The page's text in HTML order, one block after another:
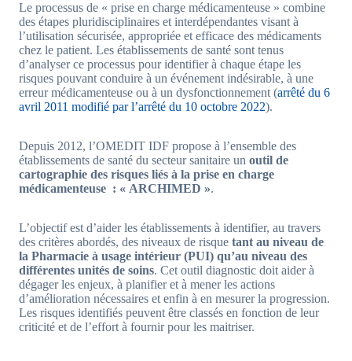
Le processus de « prise en charge médicamenteuse » combine
des étapes pluridisciplinaires et interdépendantes visant à
l’utilisation sécurisée, appropriée et efficace des médicaments
chez le patient. Les établissements de santé sont tenus
d’analyser ce processus pour identifier à chaque étape les
risques pouvant conduire à un événement indésirable, à une
erreur médicamenteuse ou à un dysfonctionnement (arrêté du 6
avril 2011 modifié par l’arrêté du 10 octobre 2022).
Depuis 2012, l’OMEDIT IDF propose à l’ensemble des
établissements de santé du secteur sanitaire un outil de
cartographie des risques liés à la prise en charge
médicamenteuse : « ARCHIMED ».
L’objectif est d’aider les établissements à identifier, au travers
des critères abordés, des niveaux de risque tant au niveau de
la Pharmacie à usage intérieur (PUI) qu’au niveau des
différentes unités de soins. Cet outil diagnostic doit aider à
dégager les enjeux, à planifier et à mener les actions
d’amélioration nécessaires et enfin à en mesurer la progression.
Les risques identifiés peuvent être classés en fonction de leur
criticité et de l’effort à fournir pour les maitriser.